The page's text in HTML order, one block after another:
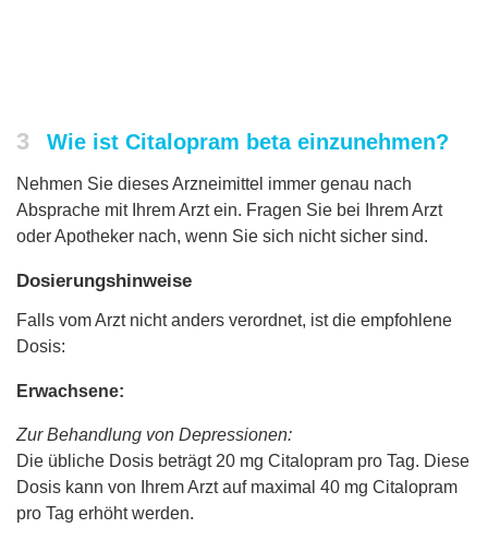
3 Wie ist Citalopram beta einzunehmen?
Nehmen Sie dieses Arzneimittel immer genau nach
Absprache mit Ihrem Arzt ein. Fragen Sie bei Ihrem Arzt
oder Apotheker nach, wenn Sie sich nicht sicher sind.
Dosierungshinweise
Falls vom Arzt nicht anders verordnet, ist die empfohlene
Dosis:
Erwachsene:
Zur Behandlung von Depressionen:
Die übliche Dosis beträgt 20 mg Citalopram pro Tag. Diese
Dosis kann von Ihrem Arzt auf maximal 40 mg Citalopram
pro Tag erhöht werden.